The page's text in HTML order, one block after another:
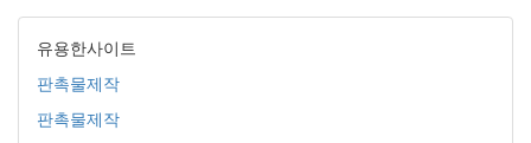
유용한사이트
판촉물제작
판촉물제작